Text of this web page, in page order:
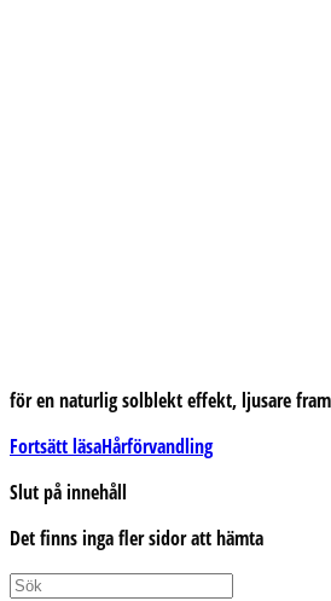
för en naturlig solblekt effekt, ljusare
Fortsätt läsaHårförvandling
Slut på innehåll
Det finns inga fler sidor att hämta